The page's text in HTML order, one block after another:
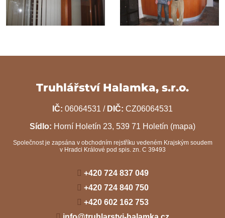
Truhlářství Halamka, s.r.o.
IČ: 06064531 / DIČ: CZ06064531
Sídlo: Horní Holetín 23, 539 71 Holetín (mapa)
Společnost je zapsána v obchodním rejstříku vedeném Krajským soudem
v Hradci Králové pod spis. zn. C 39493
+420 724 837 049
+420 724 840 750
+420 602 162 753